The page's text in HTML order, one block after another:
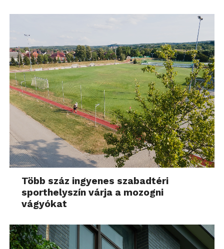
Több száz ingyenes szabadtéri
sporthelyszín várja a mozogni
vágyókat